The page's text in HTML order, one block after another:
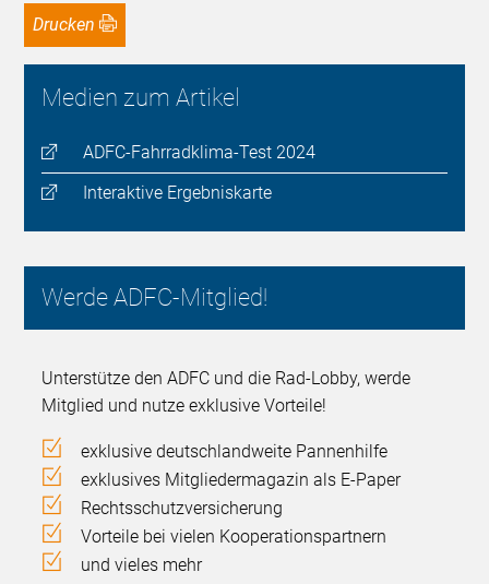
Drucken
Medien zum Artikel
ADFC-Fahrradklima-Test 2024
Interaktive Ergebniskarte
Werde ADFC-Mitglied!
Unterstütze den ADFC und die Rad-Lobby, werde
Mitglied und nutze exklusive Vorteile!
exklusive deutschlandweite Pannenhilfe
exklusives Mitgliedermagazin als E-Paper
Rechtsschutzversicherung
Vorteile bei vielen Kooperationspartnern
und vieles mehr